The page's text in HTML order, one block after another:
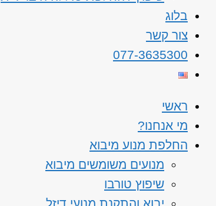
בלוג
צור קשר
077-3635300
ראשי
מי אנחנו?
החלפת מנוע מיבוא
מנועים משומשים מיבוא
שיפוץ טורבו